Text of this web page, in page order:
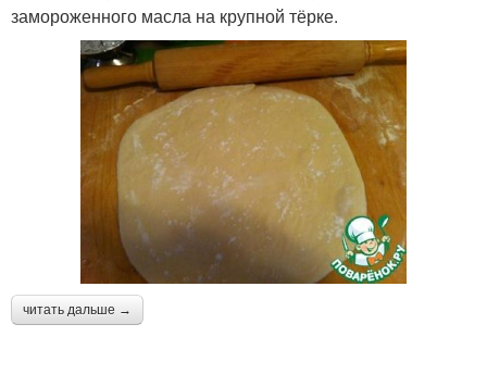
замороженного масла на крупной тёрке.
читать дальше →